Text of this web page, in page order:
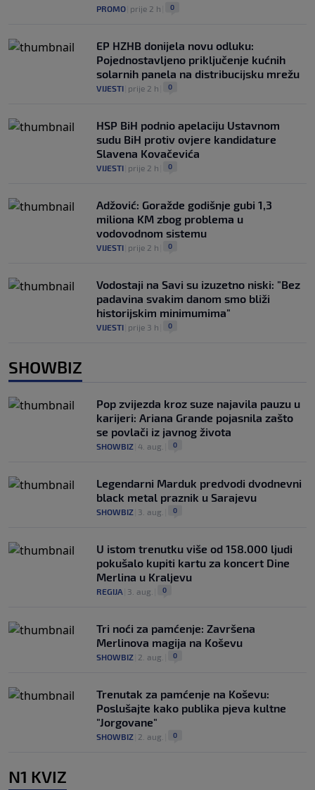
PROMO prije 2 h 0
EP HZHB donijela novu odluku:
Pojednostavljeno priključenje kućnih
solarnih panela na distribucijsku mrežu
VIJESTI prije 2 h 0
HSP BiH podnio apelaciju Ustavnom
sudu BiH protiv ovjere kandidature
Slavena Kovačevića
VIJESTI prije 2 h 0
Adžović: Goražde godišnje gubi 1,3
miliona KM zbog problema u
vodovodnom sistemu
VIJESTI prije 2 h 0
Vodostaji na Savi su izuzetno niski: "Bez
padavina svakim danom smo bliži
historijskim minimumima"
VIJESTI prije 3 h 0
SHOWBIZ
Pop zvijezda kroz suze najavila pauzu u
karijeri: Ariana Grande pojasnila zašto
se povlači iz javnog života
SHOWBIZ 4. aug. 0
Legendarni Marduk predvodi dvodnevni
black metal praznik u Sarajevu
SHOWBIZ 3. aug. 0
U istom trenutku više od 158.000 ljudi
pokušalo kupiti kartu za koncert Dine
Merlina u Kraljevu
REGIJA 3. aug. 0
Tri noći za pamćenje: Završena
Merlinova magija na Koševu
SHOWBIZ 2. aug. 0
Trenutak za pamćenje na Koševu:
Poslušajte kako publika pjeva kultne
"Jorgovane"
SHOWBIZ 2. aug. 0
N1 KVIZ